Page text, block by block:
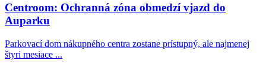
Centroom: Ochranná zóna obmedzí vjazd do
Auparku
Parkovací dom nákupného centra zostane prístupný, ale najmenej
štyri mesiace ...